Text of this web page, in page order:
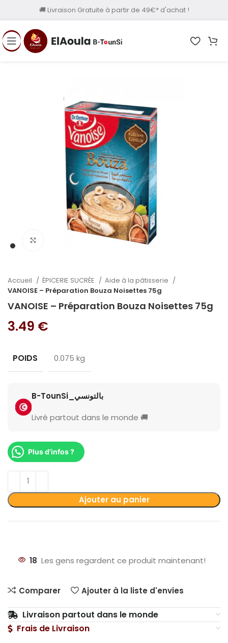
🚚 Livraison Gratuite à partir de 49€* d'achat !
Cliquez pour agrandir
Accueil ÉPICERIE SUCRÉE
Aide à la pâtisserie
VANOISE – Préparation Bouza Noisettes 75g
VANOISE – Préparation Bouza Noisettes 75g
3.49 €
POIDS 0.075 kg
B-TounSi_بالتونسي
Livré partout dans le monde 🚚
Plus d'infos ?
Ajouter au panier
18 Les gens regardent ce produit maintenant!
Comparer Ajouter à la liste d'envies
Livraison partout dans le monde
Frais de Livraison